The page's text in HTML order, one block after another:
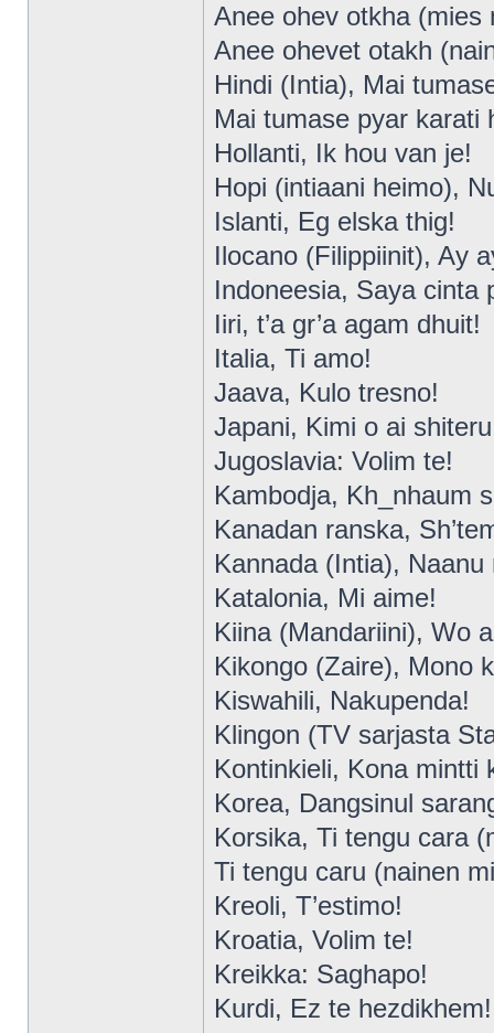
Anee ohev otkha (mies
Anee ohevet otakh
Hindi (Intia), Mai
Mai tumase pyar karati
Hollanti, Ik hou van je!
Hopi (intiaani heimo),
Islanti, Eg elska thig!
Ilocano (Filippiinit), Ay
Indoneesia, Saya cinta
Iiri, t’a gr’a agam dhuit!
Italia, Ti amo!
Jaava, Kulo tresno!
Japani, Kimi o ai
Jugoslavia: Volim te!
Kambodja, Kh_nhaum
Kanadan ranska,
Kannada (Intia),
Katalonia, Mi aime!
Kiina (Mandariini), Wo
Kikongo (Zaire), Mono
Kiswahili, Nakupenda!
Klingon (TV sarjasta
Kontinkieli, Kona mintti
Korea, Dangsinul
Korsika, Ti tengu cara
Ti tengu caru (nainen
Kreoli, T’estimo!
Kroatia, Volim te!
Kreikka: Saghapo!
Kurdi, Ez te hezdikhem!